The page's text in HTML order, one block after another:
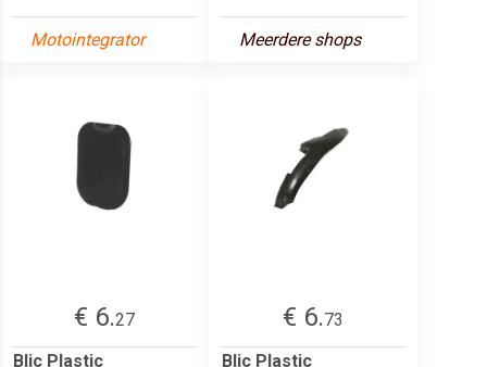
Motointegrator Meerdere shops
€ 6.27
Blic Plastic
€ 6.73
Blic Plastic